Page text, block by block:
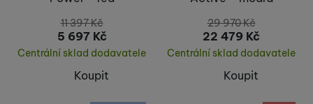
11 397Kč
5 697 Kč
Centrální sklad dodavatele
Koupit
29 970Kč
22 479 Kč
Centrální sklad dodavatele
Koupit